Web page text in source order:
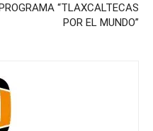
“TLAXCALTECAS
POR EL MUNDO”